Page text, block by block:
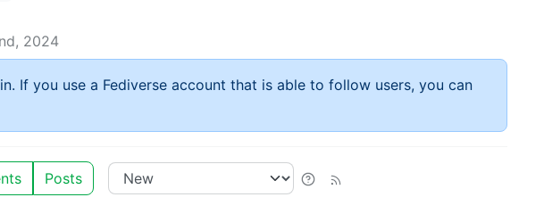
2024
If you use a Fediverse account that is able to follow users, you can
Posts